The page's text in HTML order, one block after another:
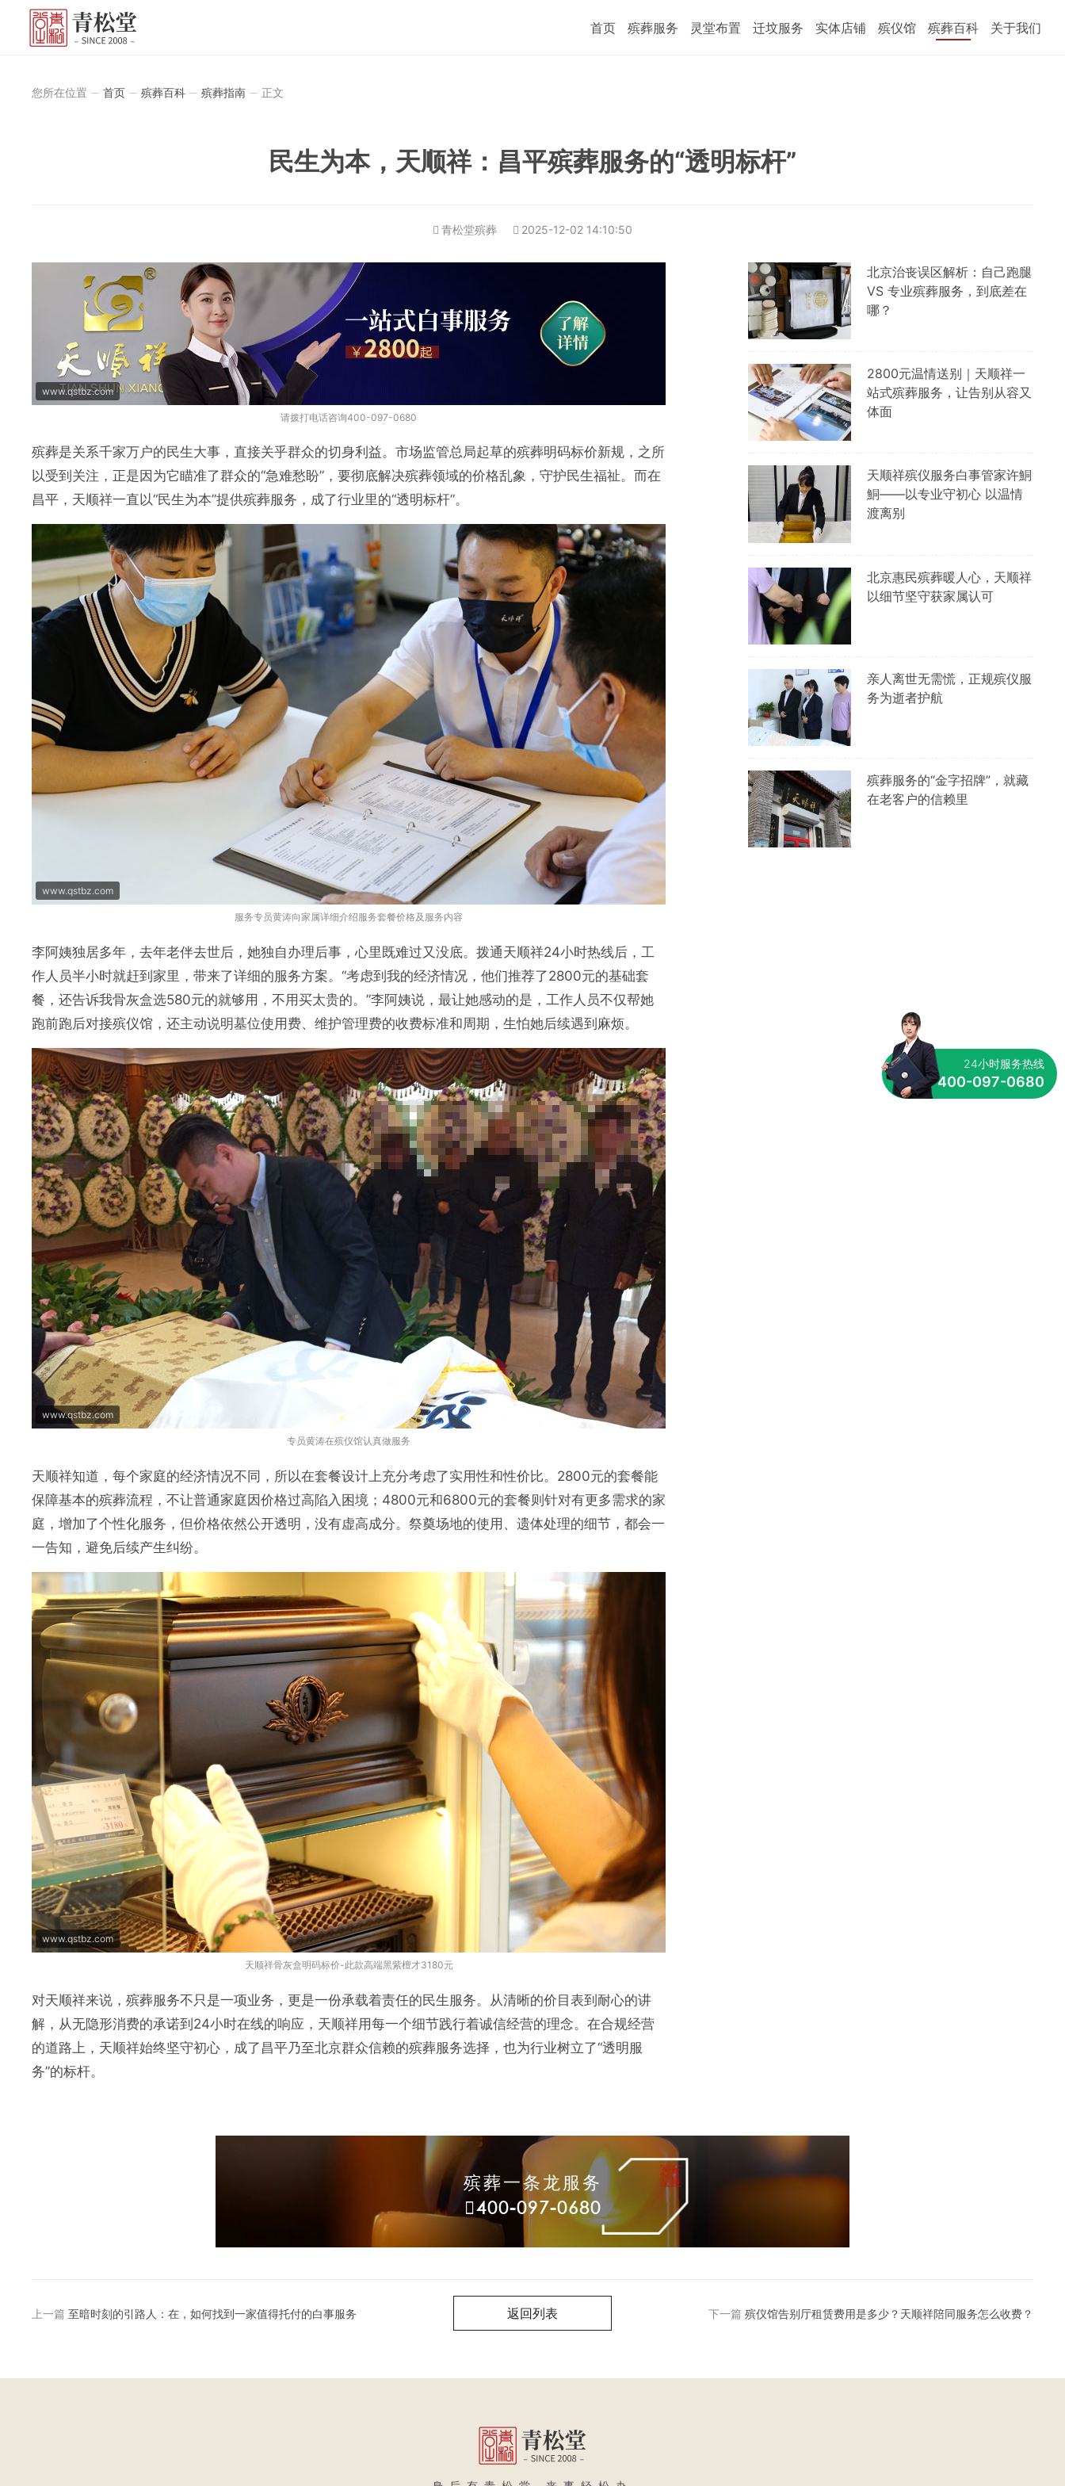
首页 殡葬服务 灵堂布置 迁坟服务 实体店铺 殡仪馆 殡葬百科 关于我们
您所在位置 首页 殡葬百科 殡葬指南 正文
民生为本，天顺祥：昌平殡葬服务的“透明标杆”
青松堂殡葬 2025-12-02 14:10:50
请拨打电话咨询400-097-0680
www.qstbz.com
殡葬是关系千家万户的民生大事，直接关乎群众的切身利益。市场监管总局起草的殡葬明码标价新规，之所
以受到关注，正是因为它瞄准了群众的“急难愁盼”，要彻底解决殡葬领域的价格乱象，守护民生福祉。而在
昌平，天顺祥一直以“民生为本”提供殡葬服务，成了行业里的“透明标杆”。
服务专员黄涛向家属详细介绍服务套餐价格及服务内容
www.qstbz.com
李阿姨独居多年，去年老伴去世后，她独自办理后事，心里既难过又没底。拨通天顺祥24小时热线后，工
作人员半小时就赶到家里，带来了详细的服务方案。“考虑到我的经济情况，他们推荐了2800元的基础套
餐，还告诉我骨灰盒选580元的就够用，不用买太贵的。”李阿姨说，最让她感动的是，工作人员不仅帮她
跑前跑后对接殡仪馆，还主动说明墓位使用费、维护管理费的收费标准和周期，生怕她后续遇到麻烦。
专员黄涛在殡仪馆认真做服务
www.qstbz.com
天顺祥知道，每个家庭的经济情况不同，所以在套餐设计上充分考虑了实用性和性价比。2800元的套餐能
保障基本的殡葬流程，不让普通家庭因价格过高陷入困境；4800元和6800元的套餐则针对有更多需求的家
庭，增加了个性化服务，但价格依然公开透明，没有虚高成分。祭奠场地的使用、遗体处理的细节，都会一
一告知，避免后续产生纠纷。
天顺祥骨灰盒明码标价-此款高端黑紫檀才3180元
www.qstbz.com
对天顺祥来说，殡葬服务不只是一项业务，更是一份承载着责任的民生服务。从清晰的价目表到耐心的讲
解，从无隐形消费的承诺到24小时在线的响应，天顺祥用每一个细节践行着诚信经营的理念。在合规经营
的道路上，天顺祥始终坚守初心，成了昌平乃至北京群众信赖的殡葬服务选择，也为行业树立了“透明服
务”的标杆。
北京治丧误区解析：自己跑腿
VS 专业殡葬服务，到底差在
哪？
2800元温情送别｜天顺祥一
站式殡葬服务，让告别从容又
体面
天顺祥殡仪服务白事管家许鮦
鮦——以专业守初心 以温情
渡离别
北京惠民殡葬暖人心，天顺祥
以细节坚守获家属认可
亲人离世无需慌，正规殡仪服
务为逝者护航
殡葬服务的“金字招牌”，就藏
在老客户的信赖里
殡葬一条龙服务
400-097-0680
上一篇 至暗时刻的引路人：在，如何找到一家值得托付的白事服务 返回列表 下一篇 殡仪馆告别厅租赁费用是多少？天顺祥陪同服务怎么收费？
24小时服务热线
400-097-0680